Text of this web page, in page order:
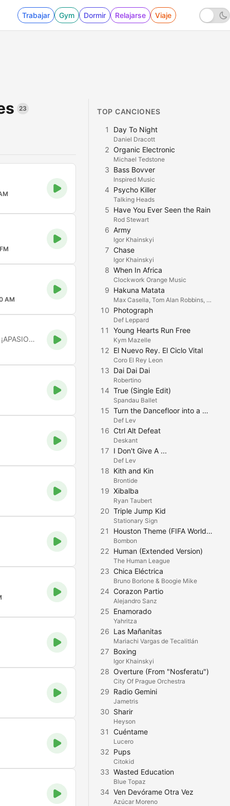
Trabajar Gym Dormir Relajarse Viaje
23
AM
Queremos informar, entretener y emocionar, pero sobre todo ¡APASIONAR!
TOP CANCIONES
1 Day To Night
Daniel Dracott
2 Organic Electronic
Michael Tedstone
3 Bass Bovver
Inspired Music
4 Psycho Killer
Talking Heads
5 Have You Ever Seen the Rain
Rod Stewart
6 Army
Igor Khainskyi
7 Chase
Igor Khainskyi
8 When In Africa
Clockwork Orange Music
9 Hakuna Matata
Max Casella, Tom Alan Robbins, Scott Irby-Ranniar, The Lion King Ensemble & Jason Raize
10 Photograph
Def Leppard
11 Young Hearts Run Free
Kym Mazelle
12 El Nuevo Rey. El Ciclo Vital
Coro El Rey Leon
13 Dai Dai Dai
Robertino
14 True (Single Edit)
Spandau Ballet
15 Turn the Dancefloor into a Moshpit
Def Lev
16 Ctrl Alt Defeat
Deskant
17 I Don't Give A ...
Def Lev
18 Kith and Kin
Brontide
19 Xibalba
Ryan Taubert
20 Triple Jump Kid
Stationary Sign
21 Houston Theme (FIFA World Cup 26™️)
Bombon
22 Human (Extended Version)
The Human League
23 Chica Eléctrica
Bruno Borlone & Boogie Mike
24 Corazon Partio
Alejandro Sanz
25 Enamorado
Yahritza
26 Las Mañanitas
Mariachi Vargas de Tecalitlán
27 Boxing
Igor Khainskyi
28 Overture (From "Nosferatu")
City Of Prague Orchestra
29 Radio Gemini
Jametris
30 Sharir
Heyson
31 Cuéntame
Lucero
32 Pups
Citokid
33 Wasted Education
Blue Topaz
34 Ven Devórame Otra Vez
Azúcar Moreno